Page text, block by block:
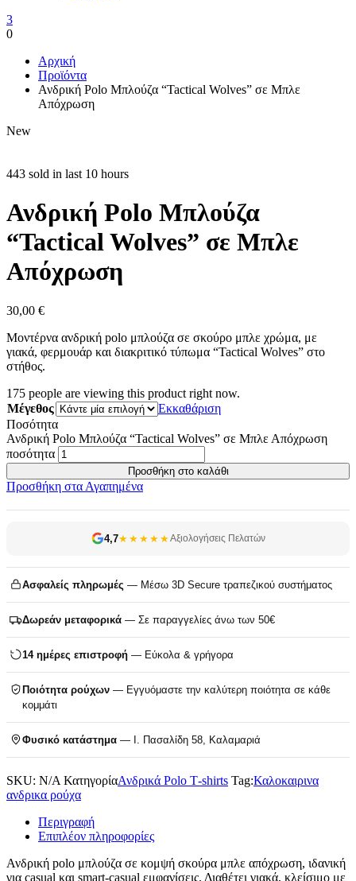
3
0
Αρχική
Προϊόντα
Ανδρική Polo Μπλούζα “Tactical Wolves” σε Μπλε
Απόχρωση
New
443 sold in last 10 hours
Ανδρική Polo Μπλούζα
“Tactical Wolves” σε Μπλε
Απόχρωση
30,00 €
Μοντέρνα ανδρική polo μπλούζα σε σκούρο μπλε χρώμα, με
γιακά, φερμουάρ και διακριτικό τύπωμα “Tactical Wolves” στο
στήθος.
175 people are viewing this product right now.
Μέγεθος
Εκκαθάριση
Ποσότητα
Ανδρική Polo Μπλούζα “Tactical Wolves” σε Μπλε Απόχρωση
ποσότητα
Προσθήκη στο καλάθι
Προσθήκη στα Αγαπημένα
4,7★★★★★Αξιολογήσεις Πελατών
Ασφαλείς πληρωμές — Μέσω 3D Secure τραπεζικού συστήματος
Δωρεάν μεταφορικά — Σε παραγγελίες άνω των 50€
14 ημέρες επιστροφή — Εύκολα & γρήγορα
Ποιότητα ρούχων — Εγγυόμαστε την καλύτερη ποιότητα σε κάθε
κομμάτι
Φυσικό κατάστημα — Ι. Πασαλίδη 58, Καλαμαριά
SKU: N/A ΚατηγορίαΑνδρικά Polo T‑shirts Tag:Καλοκαιρινα
ανδρικα ρούχα
Περιγραφή
Επιπλέον πληροφορίες
Ανδρική polo μπλούζα σε κομψή σκούρα μπλε απόχρωση, ιδανική
για casual και smart-casual εμφανίσεις. Διαθέτει γιακά, κλείσιμο με